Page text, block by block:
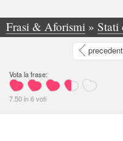
Frasi & Aforismi » Stati
»Le conosco quelle piccole frasi che
Vota la frase:
7.50in6voti